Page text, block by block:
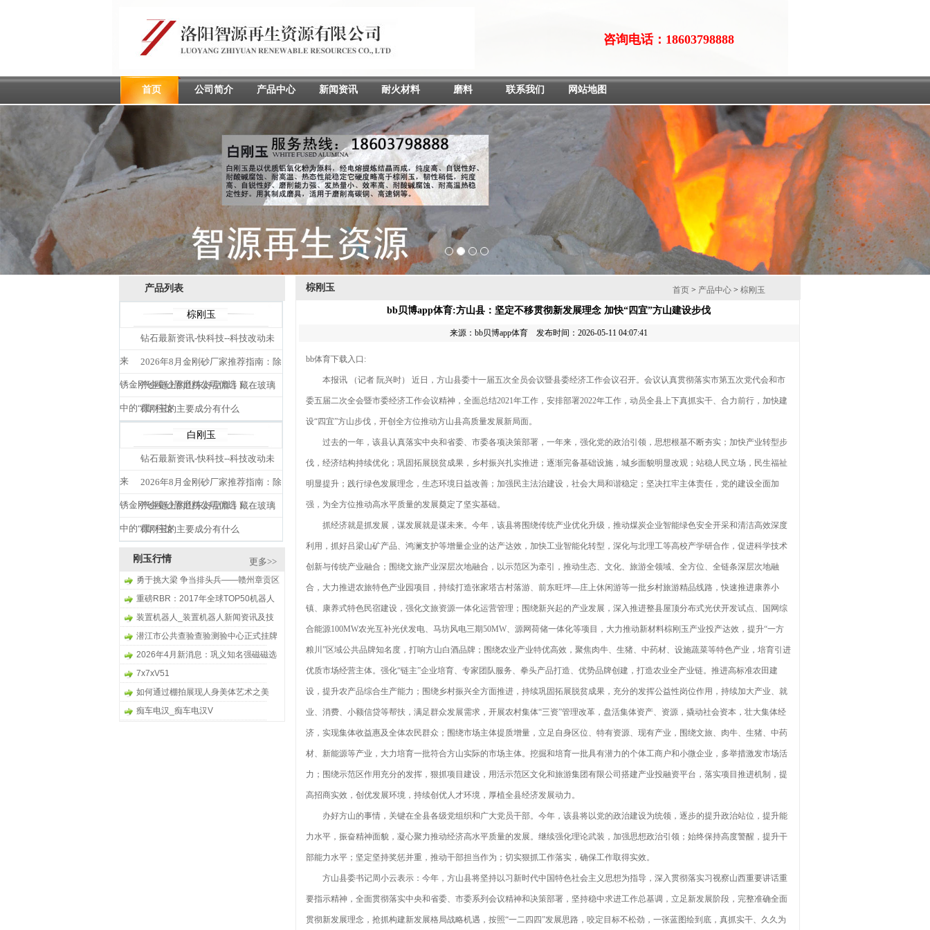
咨询电话：18603798888
首页 公司简介 产品中心 新闻资讯 耐火材料 磨料 联系我们 网站地图
1 2 3 4
产品列表
棕刚玉
钻石最新资讯-快科技--科技改动未
来 2026年8月金刚砂厂家推荐指南：除
锈金刚砂喷砂黑磨料公司优选！
产业链上的山东好品牌丨藏在玻璃
中的“黑”科技
棕刚玉的主要成分有什么
白刚玉
钻石最新资讯-快科技--科技改动未
来 2026年8月金刚砂厂家推荐指南：除
锈金刚砂喷砂黑磨料公司优选！
产业链上的山东好品牌丨藏在玻璃
中的“黑”科技
棕刚玉的主要成分有什么
刚玉行情 更多>>
勇于挑大梁 争当排头兵——赣州章贡区
推动经济社会高水平质量的发展纪实
重磅RBR：2017年全球TOP50机器人
公司中国两家公司再次上榜
装置机器人_装置机器人新闻资讯及技
能解决方案 - OFweek网
潜江市公共查验查验测验中心正式挂牌
2026年4月新消息：巩义知名强磁磁选
机供应商欧瑞重工深度解析与选型指南
7x7xV51
如何通过棚拍展现人身美体艺术之美
痴车电汉_痴车电汉V
棕刚玉 首页> 产品中心> 棕刚玉
bb贝博app体育:方山县：坚定不移贯彻新发展理念 加快“四宜”方山建设步伐
来源：bb贝博app体育 发布时间：2026-05-11 04:07:41
bb体育下载入口:
本报讯 （记者 阮兴时） 近日，方山县委十一届五次全员会议暨县委经济工作会议召开。会议认真贯彻落实市第五次党代会和市
委五届二次全会暨市委经济工作会议精神，全面总结2021年工作，安排部署2022年工作，动员全县上下真抓实干、合力前行，加快建
设“四宜”方山步伐，开创全方位推动方山县高质量发展新局面。
过去的一年，该县认真落实中央和省委、市委各项决策部署，一年来，强化党的政治引领，思想根基不断夯实；加快产业转型步
伐，经济结构持续优化；巩固拓展脱贫成果，乡村振兴扎实推进；逐渐完备基础设施，城乡面貌明显改观；站稳人民立场，民生福祉
明显提升；践行绿色发展理念，生态环境日益改善；加强民主法治建设，社会大局和谐稳定；坚决扛牢主体责任，党的建设全面加
强，为全方位推动高水平质量的发展奠定了坚实基础。
抓经济就是抓发展，谋发展就是谋未来。今年，该县将围绕传统产业优化升级，推动煤炭企业智能绿色安全开采和清洁高效深度
利用，抓好吕梁山矿产品、鸿澜支护等增量企业的达产达效，加快工业智能化转型，深化与北理工等高校产学研合作，促进科学技术
创新与传统产业融合；围绕文旅产业深层次地融合，以示范区为牵引，推动生态、文化、旅游全领域、全方位、全链条深层次地融
合，大力推进农旅特色产业园项目，持续打造张家塔古村落游、前东旺坪—庄上休闲游等一批乡村旅游精品线路，快速推进康养小
镇、康养式特色民宿建设，强化文旅资源一体化运营管理；围绕新兴起的产业发展，深入推进整县屋顶分布式光伏开发试点、国网综
合能源100MW农光互补光伏发电、马坊风电三期50MW、源网荷储一体化等项目，大力推动新材料棕刚玉产业投产达效，提升“一方
粮川”区域公共品牌知名度，打响方山白酒品牌；围绕农业产业特优高效，聚焦肉牛、生猪、中药材、设施蔬菜等特色产业，培育引进
优质市场经营主体。强化“链主”企业培育、专家团队服务、拳头产品打造、优势品牌创建，打造农业全产业链。推进高标准农田建
设，提升农产品综合生产能力；围绕乡村振兴全方面推进，持续巩固拓展脱贫成果，充分的发挥公益性岗位作用，持续加大产业、就
业、消费、小额信贷等帮扶，满足群众发展需求，开展农村集体“三资”管理改革，盘活集体资产、资源，撬动社会资本，壮大集体经
济，实现集体收益惠及全体农民群众；围绕市场主体提质增量，立足自身区位、特有资源、现有产业，围绕文旅、肉牛、生猪、中药
材、新能源等产业，大力培育一批符合方山实际的市场主体。挖掘和培育一批具有潜力的个体工商户和小微企业，多举措激发市场活
力；围绕示范区作用充分的发挥，狠抓项目建设，用活示范区文化和旅游集团有限公司搭建产业投融资平台，落实项目推进机制，提
高招商实效，创优发展环境，持续创优人才环境，厚植全县经济发展动力。
办好方山的事情，关键在全县各级党组织和广大党员干部。今年，该县将以党的政治建设为统领，逐步的提升政治站位，提升能
力水平，振奋精神面貌，凝心聚力推动经济高水平质量的发展。继续强化理论武装，加强思想政治引领；始终保持高度警醒，提升干
部能力水平；坚定坚持奖惩并重，推动干部担当作为；切实狠抓工作落实，确保工作取得实效。
方山县委书记周小云表示：今年，方山县将坚持以习新时代中国特色社会主义思想为指导，深入贯彻落实习视察山西重要讲话重
要指示精神，全面贯彻落实中央和省委、市委系列会议精神和决策部署，坚持稳中求进工作总基调，立足新发展阶段，完整准确全面
贯彻新发展理念，抢抓构建新发展格局战略机遇，按照“一二四四”发展思路，咬定目标不松劲，一张蓝图绘到底，真抓实干、久久为